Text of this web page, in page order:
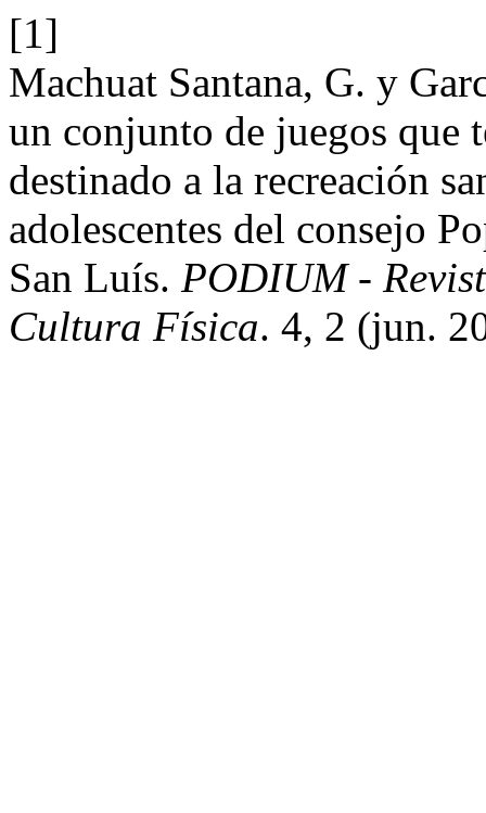
[1]
Machuat Santana, G. y
un conjunto de juegos que
destinado a la recreación
adolescentes del consejo
San Luís. PODIUM -
Cultura Física. 4, 2 (jun.